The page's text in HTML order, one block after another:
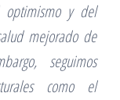
y del
mejorado de
seguimos
como el